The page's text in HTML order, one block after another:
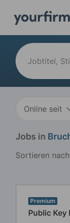
Online seit
Jobs in
Sortieren
Premium
Public